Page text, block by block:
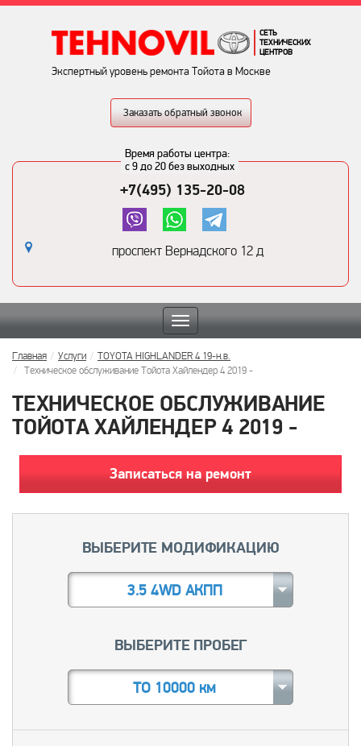
СЕТЬ
ТЕХНИЧЕСКИХ
ЦЕНТРОВ
Экспертный уровень ремонта Тойота в Москве
Заказать обратный звонок
Время работы центра:
с 9 до 20 без выходных
+7(495) 135-20-08
проспект Вернадского 12 д
Toggle
navigation
Главная Услуги
TOYOTA HIGHLANDER 4 19-н.в.
Техническое обслуживание Тойота Хайлендер 4 2019 -
ТЕХНИЧЕСКОЕ ОБСЛУЖИВАНИЕ
ТОЙОТА ХАЙЛЕНДЕР 4 2019 -
Записаться на ремонт
ВЫБЕРИТЕ МОДИФИКАЦИЮ
3.5 4WD АКПП
ВЫБЕРИТЕ ПРОБЕГ
ТО 10000 км